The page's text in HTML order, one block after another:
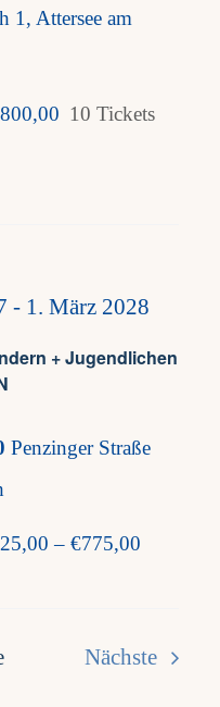
1, Attersee am
10 Tickets
+ Jugendlichen
- 1. März 2028
Penzinger Straße
– €775,00
Nächste